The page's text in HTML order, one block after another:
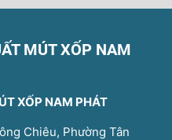
MÚT XỐP NAM
XỐP NAM PHÁT
Chiêu, Phường Tân